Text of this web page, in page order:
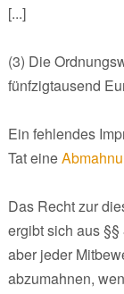
[...]
(3) Die
fünfzigtausend
Ein fehlendes
Tat eine
Das Recht zur
ergibt sich aus
aber jeder
abzumahnen,